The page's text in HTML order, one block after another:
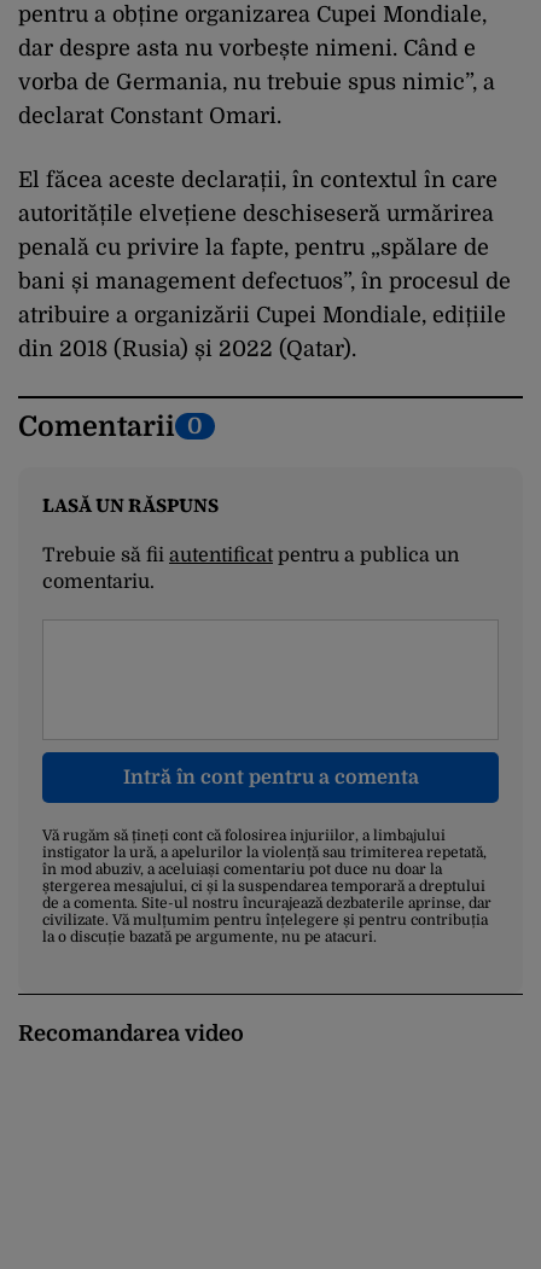
pentru a obține organizarea Cupei Mondiale,
dar despre asta nu vorbește nimeni. Când e
vorba de Germania, nu trebuie spus nimic”, a
declarat Constant Omari.
El făcea aceste declarații, în contextul în care
autoritățile elvețiene deschiseseră urmărirea
penală cu privire la fapte, pentru „spălare de
bani și management defectuos”, în procesul de
atribuire a organizării Cupei Mondiale, edițiile
din 2018 (Rusia) și 2022 (Qatar).
Comentarii 0
LASĂ UN RĂSPUNS
Trebuie să fii autentificatpentru a publica un
comentariu.
Intră în cont pentru a comenta
Vă rugăm să țineți cont că folosirea injuriilor, a limbajului
instigator la ură, a apelurilor la violență sau trimiterea repetată,
în mod abuziv, a aceluiași comentariu pot duce nu doar la
ștergerea mesajului, ci și la suspendarea temporară a dreptului
de a comenta. Site-ul nostru încurajează dezbaterile aprinse, dar
civilizate. Vă mulțumim pentru înțelegere și pentru contribuția
la o discuție bazată pe argumente, nu pe atacuri.
Recomandarea video